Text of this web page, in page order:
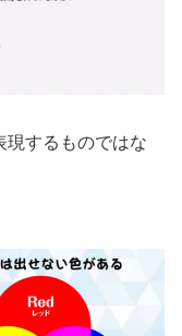
するものではな